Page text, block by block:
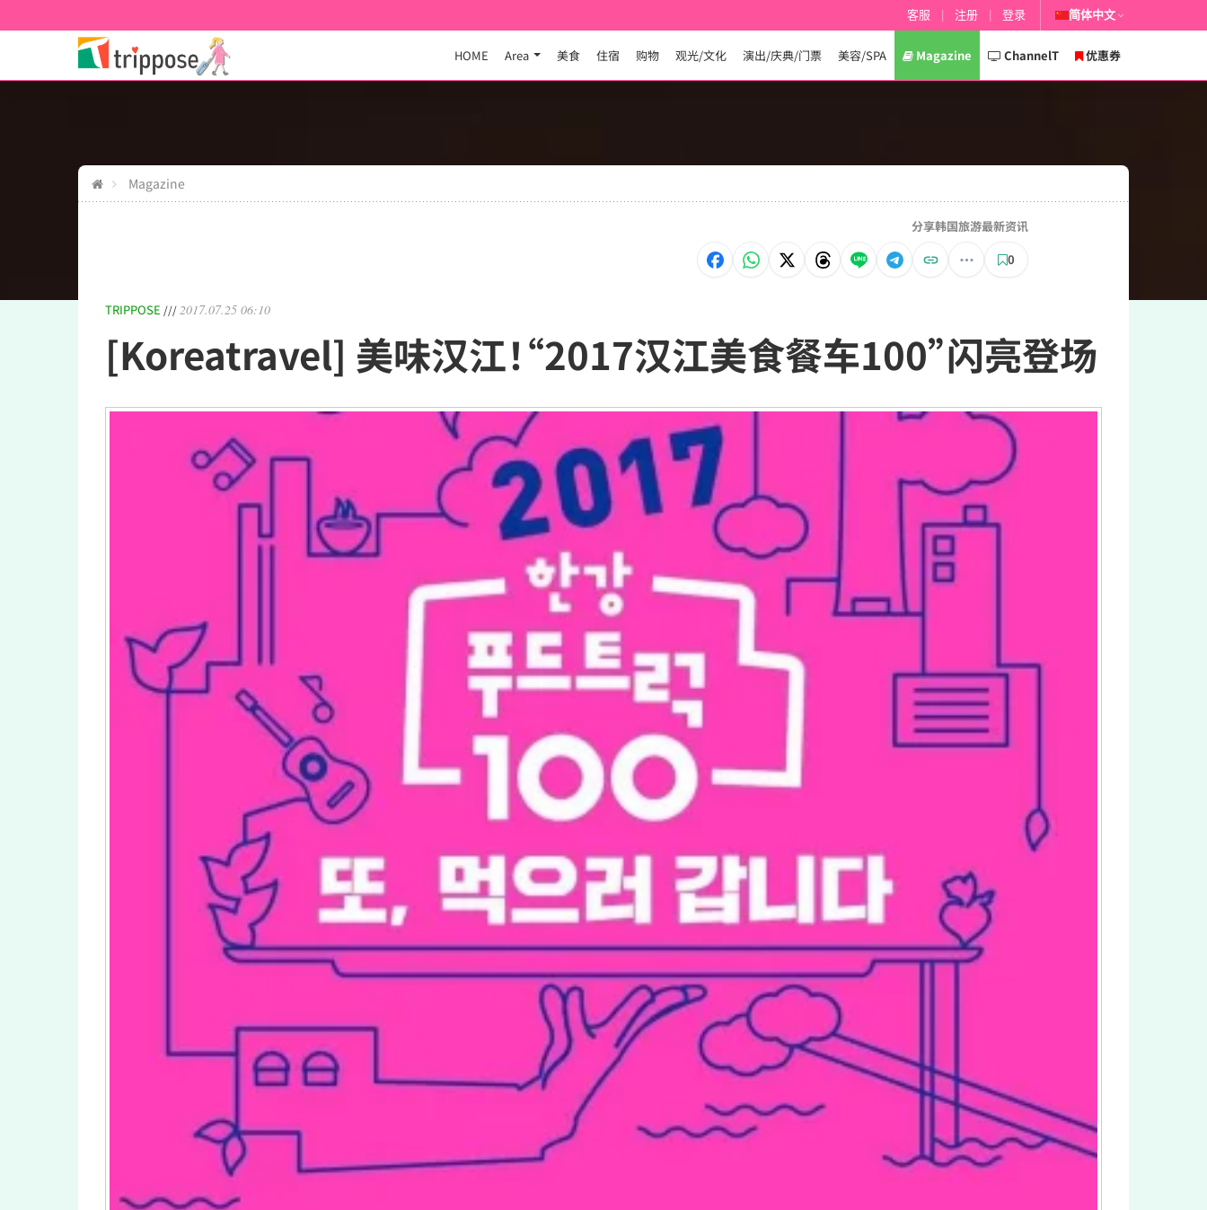
HOME Area 美食 住宿 购物 观光/文化 演出/庆典/门票 美容/SPA Magazine ChannelT 优惠券
客服 注册 登录 简体中文
Magazine
分享韩国旅游最新资讯
0
TRIPPOSE ///2017.07.25 06:10
[Koreatravel] 美味汉江！“2017汉江美食餐车100”闪亮登场